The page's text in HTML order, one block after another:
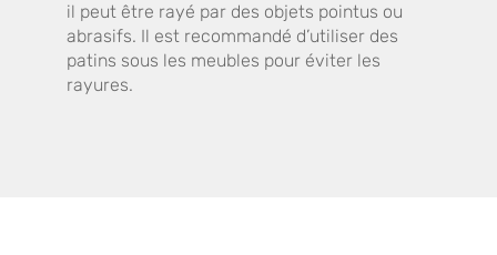
il peut être rayé par des objets pointus ou
abrasifs. Il est recommandé d’utiliser des
patins sous les meubles pour éviter les
rayures.